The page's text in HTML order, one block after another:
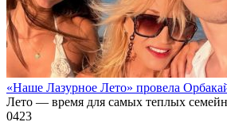
«Наше Лазурное Лето» провела
Лето — время для самых теплых
0423